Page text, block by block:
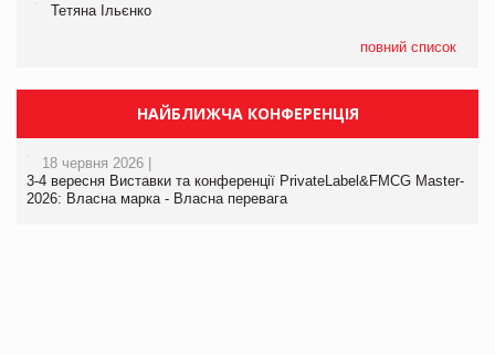
Тетяна Ільєнко
повний список
НАЙБЛИЖЧА КОНФЕРЕНЦІЯ
18 червня 2026 |
3-4 вересня Виставки та конференції PrivateLabel&FMCG Master-
2026: Власна марка - Власна перевага